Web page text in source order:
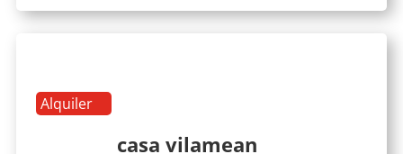
Alquiler
casa vilamean